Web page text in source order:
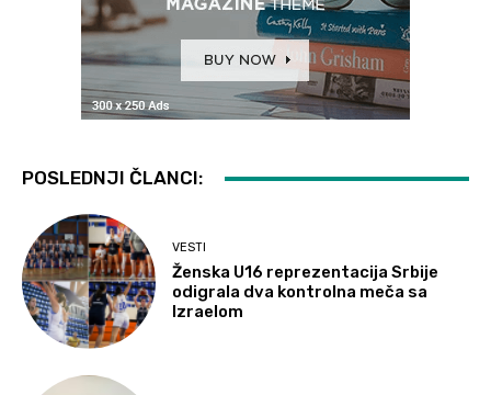
POSLEDNJI ČLANCI:
VESTI
Ženska U16 reprezentacija Srbije
odigrala dva kontrolna meča sa
Izraelom